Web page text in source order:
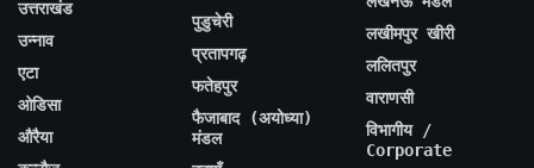
उत्तराखंड
उन्नाव
एटा
ओडिसा
औरैया
पुडुचेरी
प्रतापगढ़
फतेहपुर
फैजाबाद (अयोध्या)
मंडल
लखीमपुर खीरी
ललितपुर
वाराणसी
विभागीय /
Corporate